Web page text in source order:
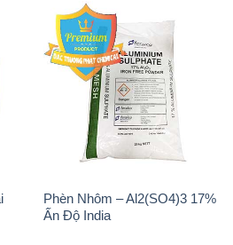
Phèn Nhôm – Al2(SO4)3 17%
Ấn Độ India